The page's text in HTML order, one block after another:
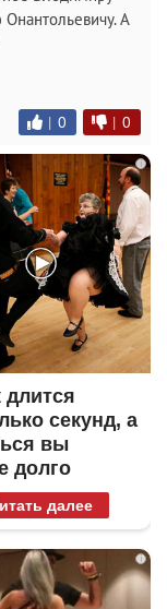
А
| 0 | 0
i
длится
секунд, а
вы
долго
далее
i